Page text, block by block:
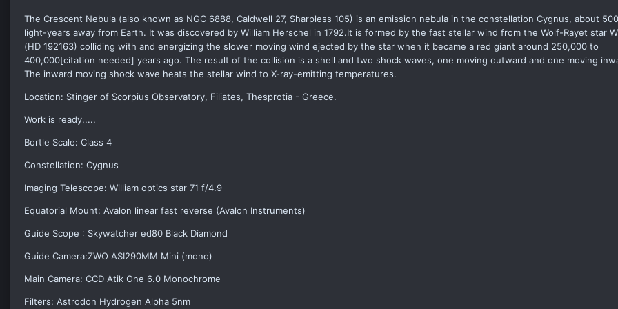
The Crescent Nebula (also known as NGC 6888, Caldwell 27, Sharpless 105) is an emission nebula in the constellation Cygnus, about
light-years away from Earth. It was discovered by William Herschel in 1792.It is formed by the fast stellar wind from the Wolf-Rayet star
(HD 192163) colliding with and energizing the slower moving wind ejected by the star when it became a red giant around 250,000 to
400,000[citation needed] years ago. The result of the collision is a shell and two shock waves, one moving outward and one moving
The inward moving shock wave heats the stellar wind to X-ray-emitting temperatures.
Location: Stinger of Scorpius Observatory, Filiates, Thesprotia - Greece.
Work is ready.....
Bortle Scale: Class 4
Constellation: Cygnus
Imaging Telescope: William optics star 71 f/4.9
Equatorial Mount: Avalon linear fast reverse (Avalon Instruments)
Guide Scope : Skywatcher ed80 Black Diamond
Guide Camera:ZWO ASI290MM Mini (mono)
Main Camera: CCD Atik One 6.0 Monochrome
Filters: Astrodon Hydrogen Alpha 5nm